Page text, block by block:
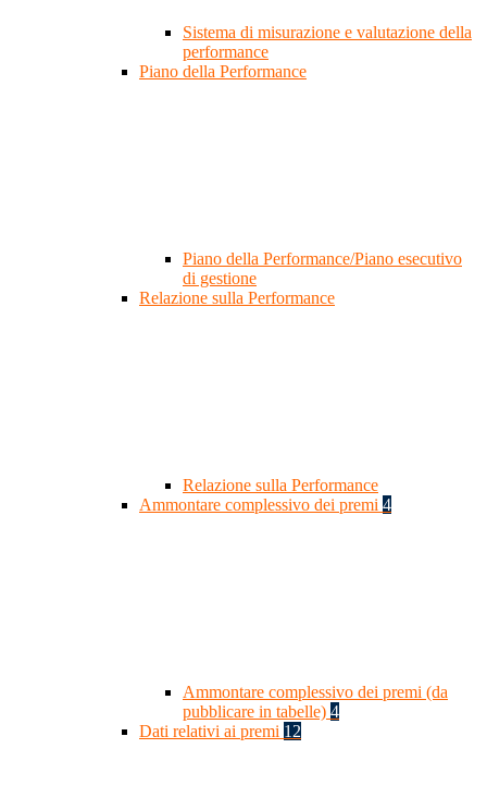
Sistema di misurazione e valutazione della
performance
Piano della Performance
Piano della Performance/Piano esecutivo
di gestione
Relazione sulla Performance
Relazione sulla Performance
Ammontare complessivo dei premi 4
Ammontare complessivo dei premi (da
pubblicare in tabelle) 4
Dati relativi ai premi 12